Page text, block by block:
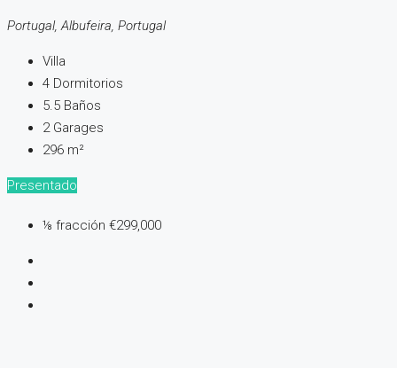
Portugal, Albufeira, Portugal
Villa
4 Dormitorios
5.5 Baños
2 Garages
296 m²
Presentado
⅛ fracción €299,000